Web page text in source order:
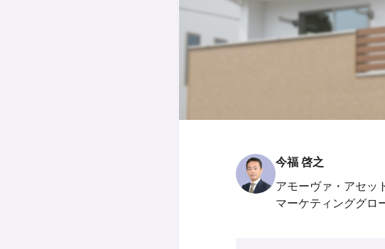
今福 啓之
アモーヴァ・アセッ